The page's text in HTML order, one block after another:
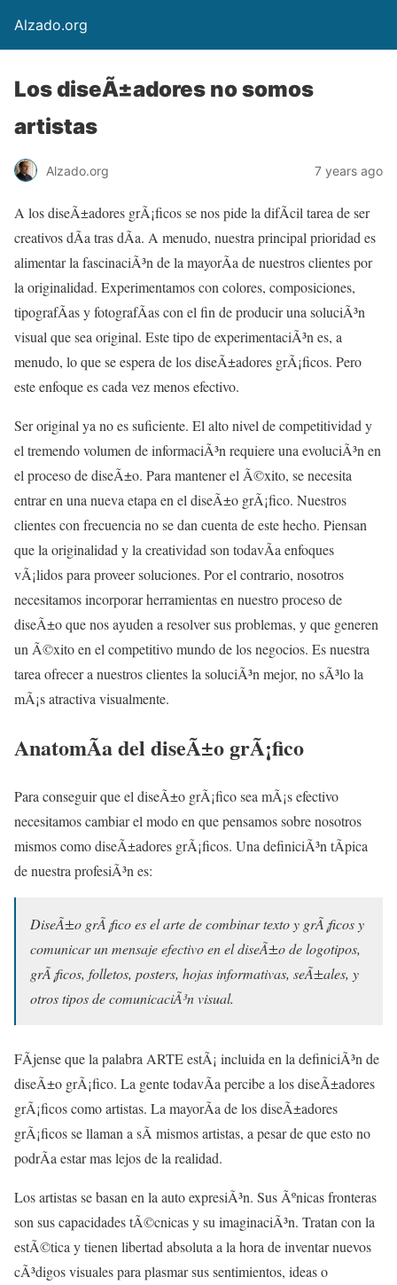
Alzado.org
Los diseÃ±adores no somos
artistas
Alzado.org 7 years ago
A los diseÃ±adores grÃ¡ficos se nos pide la difÃ­cil tarea de ser
creativos dÃ­a tras dÃ­a. A menudo, nuestra principal prioridad es
alimentar la fascinaciÃ³n de la mayorÃ­a de nuestros clientes por
la originalidad. Experimentamos con colores, composiciones,
tipografÃ­as y fotografÃ­as con el fin de producir una soluciÃ³n
visual que sea original. Este tipo de experimentaciÃ³n es, a
menudo, lo que se espera de los diseÃ±adores grÃ¡ficos. Pero
este enfoque es cada vez menos efectivo.
Ser original ya no es suficiente. El alto nivel de competitividad y
el tremendo volumen de informaciÃ³n requiere una evoluciÃ³n en
el proceso de diseÃ±o. Para mantener el Ã©xito, se necesita
entrar en una nueva etapa en el diseÃ±o grÃ¡fico. Nuestros
clientes con frecuencia no se dan cuenta de este hecho. Piensan
que la originalidad y la creatividad son todavÃ­a enfoques
vÃ¡lidos para proveer soluciones. Por el contrario, nosotros
necesitamos incorporar herramientas en nuestro proceso de
diseÃ±o que nos ayuden a resolver sus problemas, y que generen
un Ã©xito en el competitivo mundo de los negocios. Es nuestra
tarea ofrecer a nuestros clientes la soluciÃ³n mejor, no sÃ³lo la
mÃ¡s atractiva visualmente.
AnatomÃ­a del diseÃ±o grÃ¡fico
Para conseguir que el diseÃ±o grÃ¡fico sea mÃ¡s efectivo
necesitamos cambiar el modo en que pensamos sobre nosotros
mismos como diseÃ±adores grÃ¡ficos. Una definiciÃ³n tÃ­pica
de nuestra profesiÃ³n es:
DiseÃ±o grÃ¡fico es el arte de combinar texto y grÃ¡ficos y
comunicar un mensaje efectivo en el diseÃ±o de logotipos,
grÃ¡ficos, folletos, posters, hojas informativas, seÃ±ales, y
otros tipos de comunicaciÃ³n visual.
FÃ­jense que la palabra ARTE estÃ¡ incluida en la definiciÃ³n de
diseÃ±o grÃ¡fico. La gente todavÃ­a percibe a los diseÃ±adores
grÃ¡ficos como artistas. La mayorÃ­a de los diseÃ±adores
grÃ¡ficos se llaman a sÃ­ mismos artistas, a pesar de que esto no
podrÃ­a estar mas lejos de la realidad.
Los artistas se basan en la auto expresiÃ³n. Sus Ãºnicas fronteras
son sus capacidades tÃ©cnicas y su imaginaciÃ³n. Tratan con la
estÃ©tica y tienen libertad absoluta a la hora de inventar nuevos
cÃ³digos visuales para plasmar sus sentimientos, ideas o